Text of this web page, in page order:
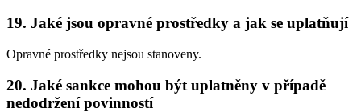
19. Jaké jsou opravné prostředky a jak se uplatňují
Opravné prostředky nejsou stanoveny.
20. Jaké sankce mohou být uplatněny v případě
nedodržení povinností